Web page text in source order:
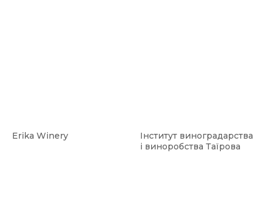
Erika Winery
Інститут виноградарства
і виноробства Таїрова